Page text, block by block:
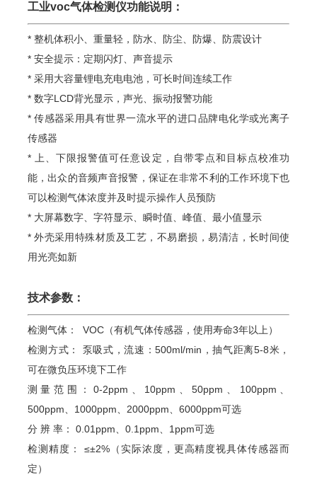
工业voc气体检测仪功能说明：
* 整机体积小、重量轻，防水、防尘、防爆、防震设计
* 安全提示：定期闪灯、声音提示
* 采用大容量锂电充电电池，可长时间连续工作
* 数字LCD背光显示，声光、振动报警功能
* 传感器采用具有世界一流水平的进口品牌电化学或光离子
传感器
* 上、下限报警值可任意设定，自带零点和目标点校准功
能，出众的音频声音报警，保证在非常不利的工作环境下也
可以检测气体浓度并及时提示操作人员预防
* 大屏幕数字、字符显示、瞬时值、峰值、最小值显示
* 外壳采用特殊材质及工艺，不易磨损，易清洁，长时间使
用光亮如新
技术参数：
检测气体：
VOC（有机气体传感器，使用寿命3年以上）
检测方式：
泵吸式，流速：500ml/min，抽气距离5-8米，
可在微负压环境下工作
测量范围： 0-2ppm 10ppm 、50ppm 100ppm
500ppm
1000ppm 2000ppm 6000ppm可选
分 辨 率：
0.01ppm、 0. 1ppm、1ppm可选
检测精度：
≤±2%（实际浓度，更高精度视具体传感器而
定）